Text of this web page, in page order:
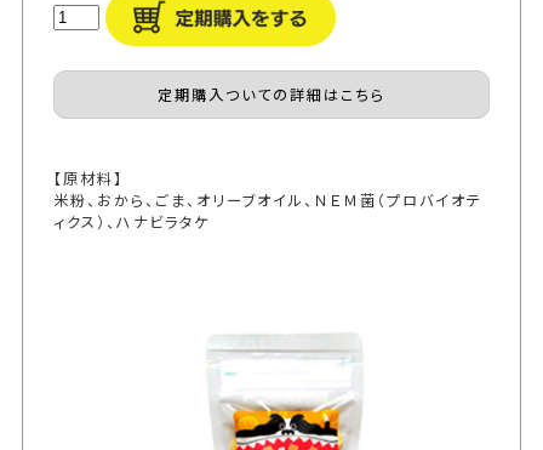
定期購入ついての詳細はこちら
【原材料】
米粉、おから、ごま、オリーブオイル、ＮＥＭ菌（プロバイオテ
ィクス）、ハナビラタケ